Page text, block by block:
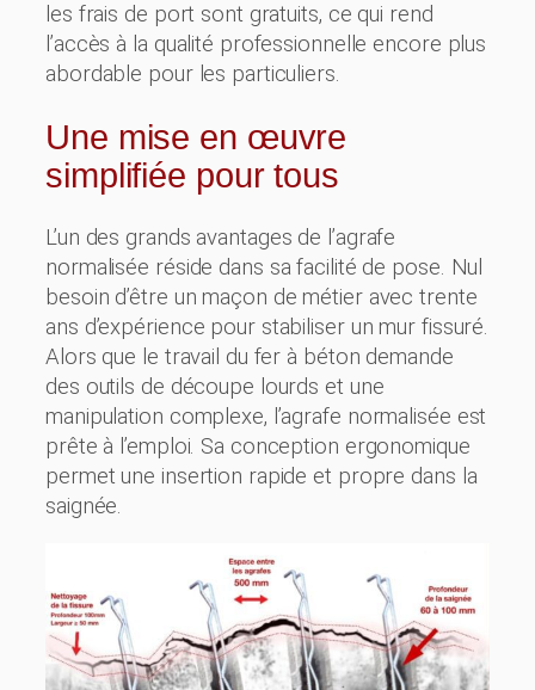
les frais de port sont gratuits, ce qui rend
l’accès à la qualité professionnelle encore plus
abordable pour les particuliers.
Une mise en œuvre
simplifiée pour tous
L’un des grands avantages de l’agrafe
normalisée réside dans sa facilité de pose. Nul
besoin d’être un maçon de métier avec trente
ans d’expérience pour stabiliser un mur fissuré.
Alors que le travail du fer à béton demande
des outils de découpe lourds et une
manipulation complexe, l’agrafe normalisée est
prête à l’emploi. Sa conception ergonomique
permet une insertion rapide et propre dans la
saignée.